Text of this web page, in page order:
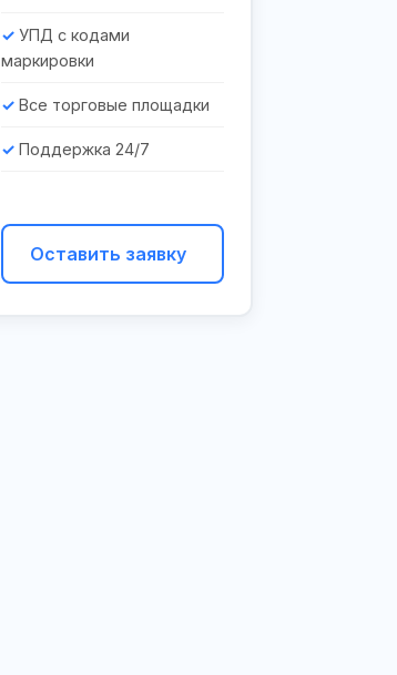
УПД с кодами
маркировки
Все торговые площадки
Поддержка 24/7
Оставить заявку